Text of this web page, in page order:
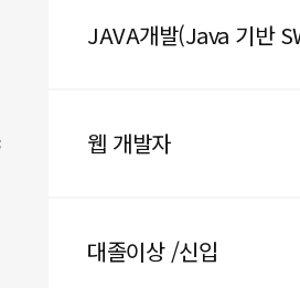
JAVA개발(Java 기반
웹 개발자
대졸이상 /신입